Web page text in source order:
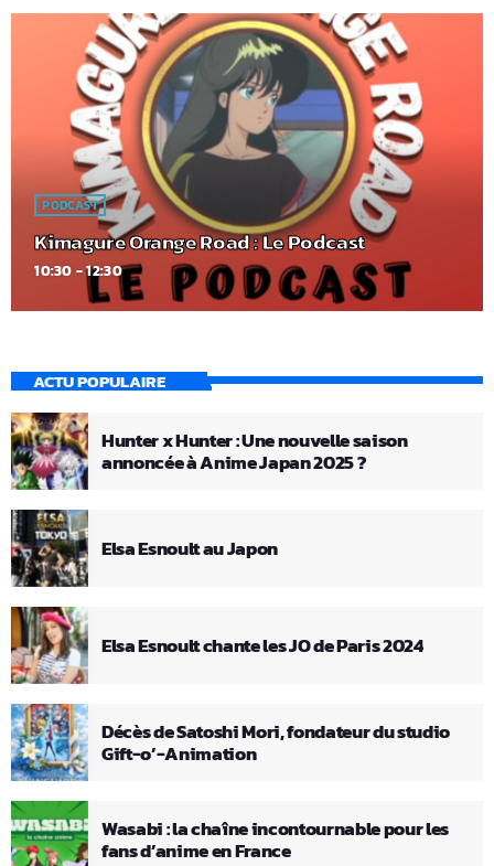
PODCAST
Kimagure Orange Road : Le Podcast
10:30 - 12:30
ACTU POPULAIRE
Hunter x Hunter : Une nouvelle saison
annoncée à Anime Japan 2025 ?
Elsa Esnoult au Japon
Elsa Esnoult chante les JO de Paris 2024
Décès de Satoshi Mori, fondateur du studio
Gift-o’-Animation
Wasabi : la chaîne incontournable pour les
fans d’anime en France